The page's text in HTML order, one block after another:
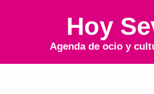
Hoy
Agenda de ocio y